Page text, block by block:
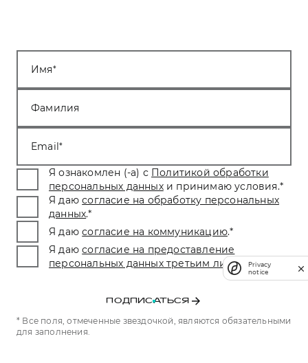
Имя
Фамилия
Email
Я ознакомлен (-а) с Политикой обработки
персональных данных и принимаю условия.*
Я даю согласие на обработку персональных
данных.*
Я даю согласие на коммуникацию.*
Я даю согласие на предоставление
персональных данных третьим лицам.*
ПОДПИСАТЬСЯ
* Все поля, отмеченные звездочкой, являются обязательными
для заполнения.
Privacy
notice